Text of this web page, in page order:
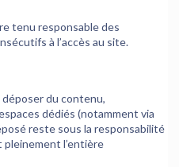
tenu responsable des
à l’accès au site.
du contenu,
dédiés (notamment via
reste sous la responsabilité
pleinement l’entière